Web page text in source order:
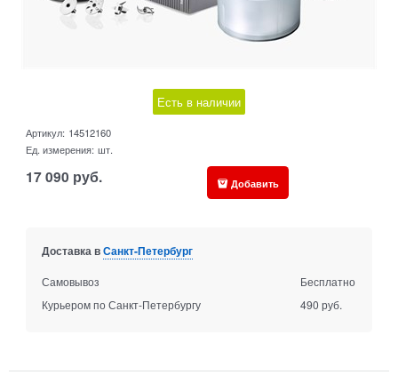
Есть в наличии
Артикул: 14512160
Ед. измерения: шт.
17 090 руб. Добавить
Доставка вСанкт-Петербург
Самовывоз
Бесплатно
Курьером по Санкт-Петербургу
490 руб.